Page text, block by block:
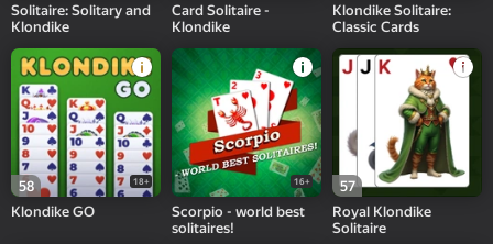
Solitaire: Solitary and
Klondike
Card Solitaire -
Klondike
Klondike Solitaire:
Classic Cards
58 18+
Klondike GO
16+
Scorpio - world best
solitaires!
57
Royal Klondike
Solitaire